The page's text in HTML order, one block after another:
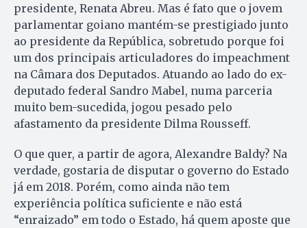
presidente, Renata Abreu. Mas é fato que o jovem
parlamentar goiano mantém-se prestigiado junto
ao presidente da República, sobretudo porque foi
um dos principais articuladores do impeachment
na Câmara dos Deputados. Atuando ao lado do ex-
deputado federal Sandro Mabel, numa parceria
muito bem-sucedida, jogou pesado pelo
afastamento da presidente Dilma Rousseff.
O que quer, a partir de agora, Alexandre Baldy? Na
verdade, gostaria de disputar o governo do Estado
já em 2018. Porém, como ainda não tem
experiência política suficiente e não está
“enraizado” em todo o Estado, há quem aposte que